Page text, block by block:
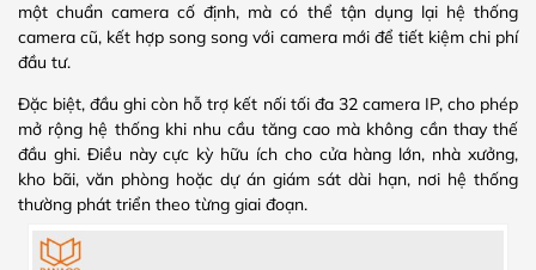
một chuẩn camera cố định, mà có thể tận dụng lại hệ thống
camera cũ, kết hợp song song với camera mới để tiết kiệm chi phí
đầu tư.
Đặc biệt, đầu ghi còn hỗ trợ kết nối tối đa 32 camera IP, cho phép
mở rộng hệ thống khi nhu cầu tăng cao mà không cần thay thế
đầu ghi. Điều này cực kỳ hữu ích cho cửa hàng lớn, nhà xưởng,
kho bãi, văn phòng hoặc dự án giám sát dài hạn, nơi hệ thống
thường phát triển theo từng giai đoạn.